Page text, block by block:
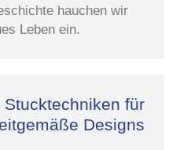
hauchen wir
Leben ein.
Stucktechniken für
Designs